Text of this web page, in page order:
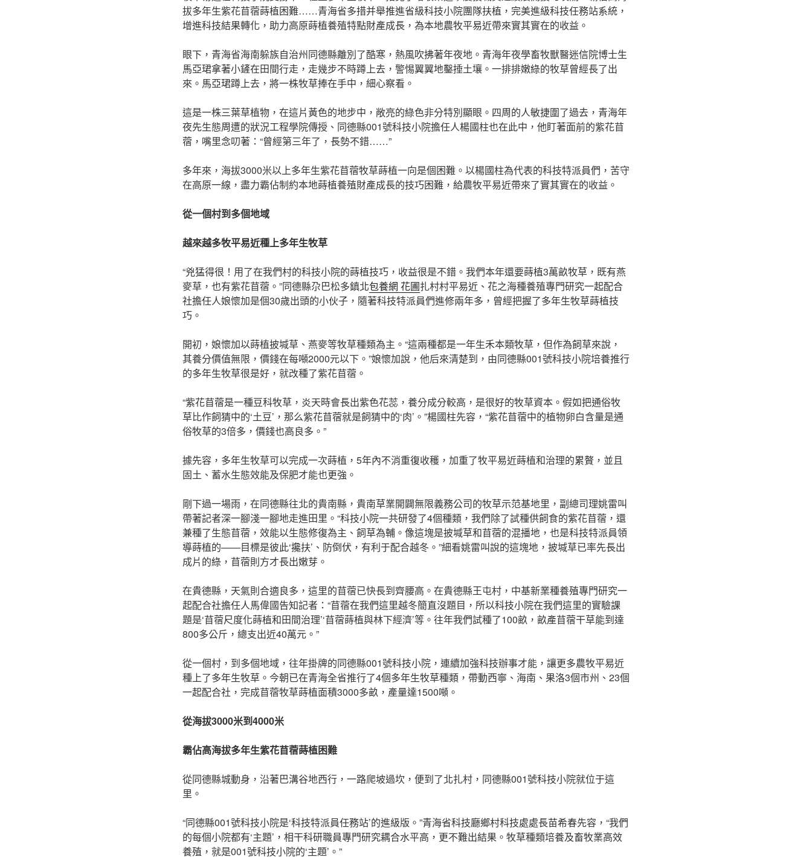
拔多年生紫花苜蓿蒔植困難……青海省多措并舉推進省級科技小院團隊扶植，完美進級科技任務站系統，
增進科技結果轉化，助力高原蒔植養殖特點財產成長，為本地農牧平易近帶來實其實在的收益。
眼下，青海省海南躲族自治州同德縣離別了酷寒，熱風吹拂著年夜地。青海年夜學畜牧獸醫迷信院博士生
馬亞珺拿著小鏟在田間行走，走幾步不時蹲上去，警惕翼翼地鑿捶土壤。一排排嫩綠的牧草曾經長了出
來。馬亞珺蹲上去，將一株牧草捧在手中，細心察看。
這是一株三葉草植物，在這片黃色的地步中，敞亮的綠色非分特別顯眼。四周的人敏捷圍了過去，青海年
夜先生態周遭的狀況工程學院傳授、同德縣001號科技小院擔任人楊國柱也在此中，他盯著面前的紫花苜
蓿，嘴里念叨著：“曾經第三年了，長勢不錯……”
多年來，海拔3000米以上多年生紫花苜蓿牧草蒔植一向是個困難。以楊國柱為代表的科技特派員們，苦守
在高原一線，盡力霸佔制約本地蒔植養殖財產成長的技巧困難，給農牧平易近帶來了實其實在的收益。
從一個村到多個地域
越來越多牧平易近種上多年生牧草
“兇猛得很！用了在我們村的科技小院的蒔植技巧，收益很是不錯。我們本年還要蒔植3萬畝牧草，既有燕
麥草，也有紫花苜蓿。”同德縣尕巴松多鎮北包養網 花圃扎村村平易近、花之海種養殖專門研究一起配合
社擔任人娘懷加是個30歲出頭的小伙子，隨著科技特派員們進修兩年多，曾經把握了多年生牧草蒔植技
巧。
開初，娘懷加以蒔植披堿草、燕麥等牧草種類為主。“這兩種都是一年生禾本類牧草，但作為飼草來說，
其養分價值無限，價錢在每噸2000元以下。”娘懷加說，他后來清楚到，由同德縣001號科技小院培養推行
的多年生牧草很是好，就改種了紫花苜蓿。
“紫花苜蓿是一種豆科牧草，炎天時會長出紫色花蕊，養分成分較高，是很好的牧草資本。假如把通俗牧
草比作飼猜中的‘土豆’，那么紫花苜蓿就是飼猜中的‘肉’。”楊國柱先容，“紫花苜蓿中的植物卵白含量是通
俗牧草的3倍多，價錢也高良多。”
據先容，多年生牧草可以完成一次蒔植，5年內不消重復收穫，加重了牧平易近蒔植和治理的累贅，並且
固土、蓄水生態效能及保肥才能也更強。
剛下過一場雨，在同德縣往北的貴南縣，貴南草業開闢無限義務公司的牧草示范基地里，副總司理姚雷叫
帶著記者深一腳淺一腳地走進田里。“科技小院一共研發了4個種類，我們除了試種供飼食的紫花苜蓿，還
兼種了生態苜蓿，效能以生態修復為主、飼草為輔。像這塊是披堿草和苜蓿的混播地，也是科技特派員領
導蒔植的——目標是彼此‘攙扶’、防倒伏，有利于配合越冬。”細看姚雷叫說的這塊地，披堿草已率先長出
成片的綠，苜蓿則方才長出嫩芽。
在貴德縣，天氣則合適良多，這里的苜蓿已快長到齊腰高。在貴德縣王屯村，中基新業種養殖專門研究一
起配合社擔任人馬偉國告知記者：“苜蓿在我們這里越冬簡直沒題目，所以科技小院在我們這里的實驗課
題是‘苜蓿尺度化蒔植和田間治理’‘苜蓿蒔植與林下經濟’等。往年我們試種了100畝，畝產苜蓿干草能到達
800多公斤，總支出近40萬元。”
從一個村，到多個地域，往年掛牌的同德縣001號科技小院，連續加強科技辦事才能，讓更多農牧平易近
種上了多年生牧草。今朝已在青海全省推行了4個多年生牧草種類，帶動西寧、海南、果洛3個市州、23個
一起配合社，完成苜蓿牧草蒔植面積3000多畝，產量達1500噸。
從海拔3000米到4000米
霸佔高海拔多年生紫花苜蓿蒔植困難
從同德縣城動身，沿著巴溝谷地西行，一路爬坡過坎，便到了北扎村，同德縣001號科技小院就位于這
里。
“同德縣001號科技小院是‘科技特派員任務站’的進級版。”青海省科技廳鄉村科技處處長苗希春先容，“我們
的每個小院都有‘主題’，相干科研職員專門研究耦合水平高，更不難出結果。牧草種類培養及畜牧業高效
養殖，就是001號科技小院的‘主題’。”